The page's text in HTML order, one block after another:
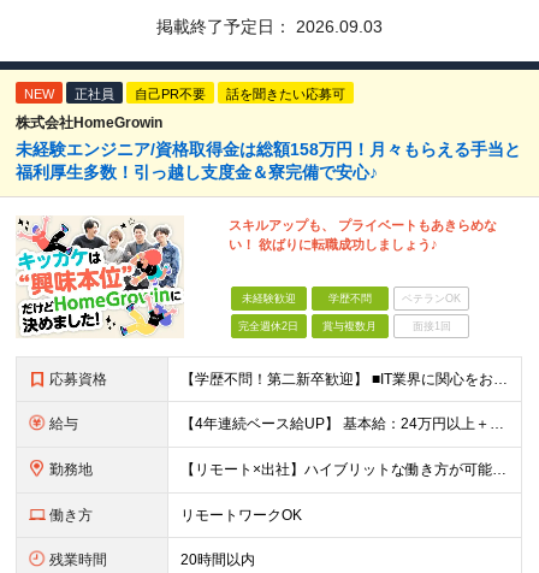
掲載終了予定日： 2026.09.03
NEW 正社員 自己PR不要 話を聞きたい応募可
株式会社HomeGrowin
未経験エンジニア/資格取得金は総額158万円！月々もらえる手当と
福利厚生多数！引っ越し支度金＆寮完備で安心♪
スキルアップも、 プライベートもあきらめな
い！ 欲ばりに転職成功しましょう♪
未経験歓迎 学歴不問 ベテランOK
完全週休2日 賞与複数月 面接1回
応募資格 【学歴不問！第二新卒歓迎】 ■IT業界に関心をお持ちの方 【IT業界未経験者の方へ】 ITエンジニアという仕事は、パソコンの前でずっとにらめっこを しているイメージがありますが、意外とそうではないん
給与 【4年連続ベース給UP】 基本給：24万円以上＋残業代(全額)＋各種手当 ※みなし残業なし ※基本給は経験や前職の給与を十分に考慮します ※交通費別途支給 ※6ヶ月間の試用期間があります（給与・待遇は
勤務地 【リモート×出社】ハイブリットな働き方が可能！ 東京、神奈川のプロジェクト先 ■本社 神奈川県横浜市神奈川区栄町3-12 パシフィックマークス横浜イースト6F ■事業所(東京都最寄駅のみ記載) サ
働き方 リモートワークOK
残業時間 20時間以内